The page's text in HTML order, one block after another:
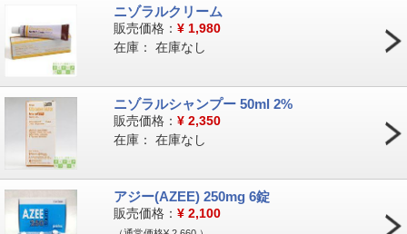
ニゾラルクリーム
販売価格： ¥ 1,980
在庫： 在庫なし
ニゾラルシャンプー 50ml 2%
販売価格： ¥ 2,350
在庫： 在庫なし
アジー(AZEE) 250mg 6錠
販売価格： ¥ 2,100